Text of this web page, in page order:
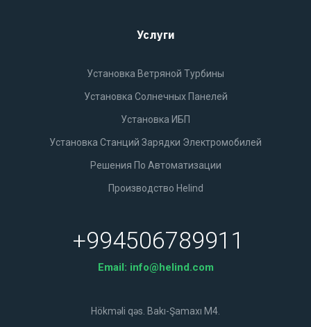
Услуги
Установка Ветряной Турбины
Установка Солнечных Панелей
Установка ИБП
Установка Станций Зарядки Электромобилей
Решения По Автоматизации
Производство Helind
+994506789911
Email: info@helind.com
Hökməli qəs. Bakı-Şamaxı M4.